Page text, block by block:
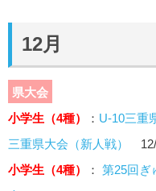
12月
県大会
小学生（4種）
： U-10三重
三重県大会（新人戦）
12/
小学生（4種）
： 第25回ぎ